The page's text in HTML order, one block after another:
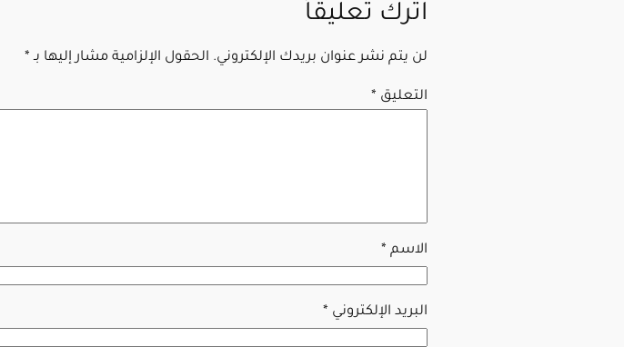
اترك تعليقاً
لن يتم نشر عنوان بريدك الإلكتروني. الحقول الإلزامية مشار إليها بـ *
التعليق *
الاسم *
البريد الإلكتروني *